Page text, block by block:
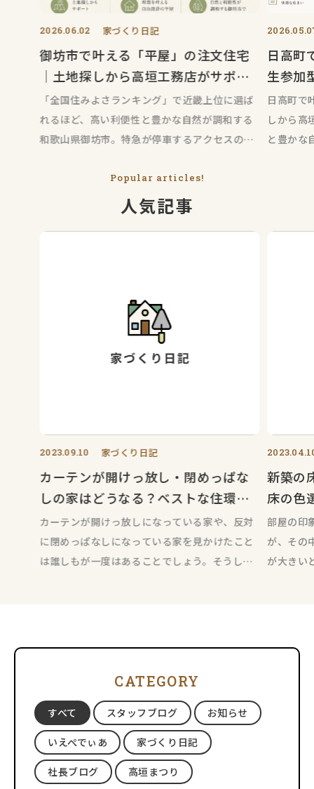
2026.06.02 家づくり日記
御坊市で叶える「平屋」の注文住宅
｜土地探しから高垣工務店がサポー
ト
「全国住みよさランキング」で近畿上位に選ば
れるほど、高い利便性と豊かな自然が調和する
和歌山県御坊市。特急が停車するアクセスの良
日高町
生参加
務店
日高町で
しから高
と豊かな
Popular articles!
人気記事
2023.09.10 家づくり日記
カーテンが開けっ放し・閉めっぱな
しの家はどうなる？ベストな住環境
のために！
カーテンが開けっ放しになっている家や、反対
に閉めっぱなしになっている家を見かけたこと
は誰しもが一度はあることでしょう。そうした
新築の
床の色
部屋の印
が、その
が大きい
CATEGORY
すべて スタッフブログ お知らせ
いえぺでぃあ 家づくり日記
社長ブログ 高垣まつり